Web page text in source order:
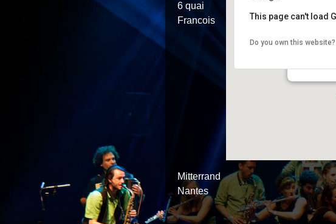
This page can't load
Do you own this website?
6 quai
Francois
Mitterrand
Nantes